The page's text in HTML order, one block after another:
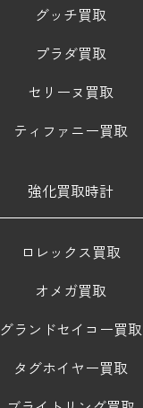
グッチ買取
プラダ買取
セリーヌ買取
ティファニー買取
強化買取時計
ロレックス買取
オメガ買取
グランドセイコー買取
タグホイヤー買取